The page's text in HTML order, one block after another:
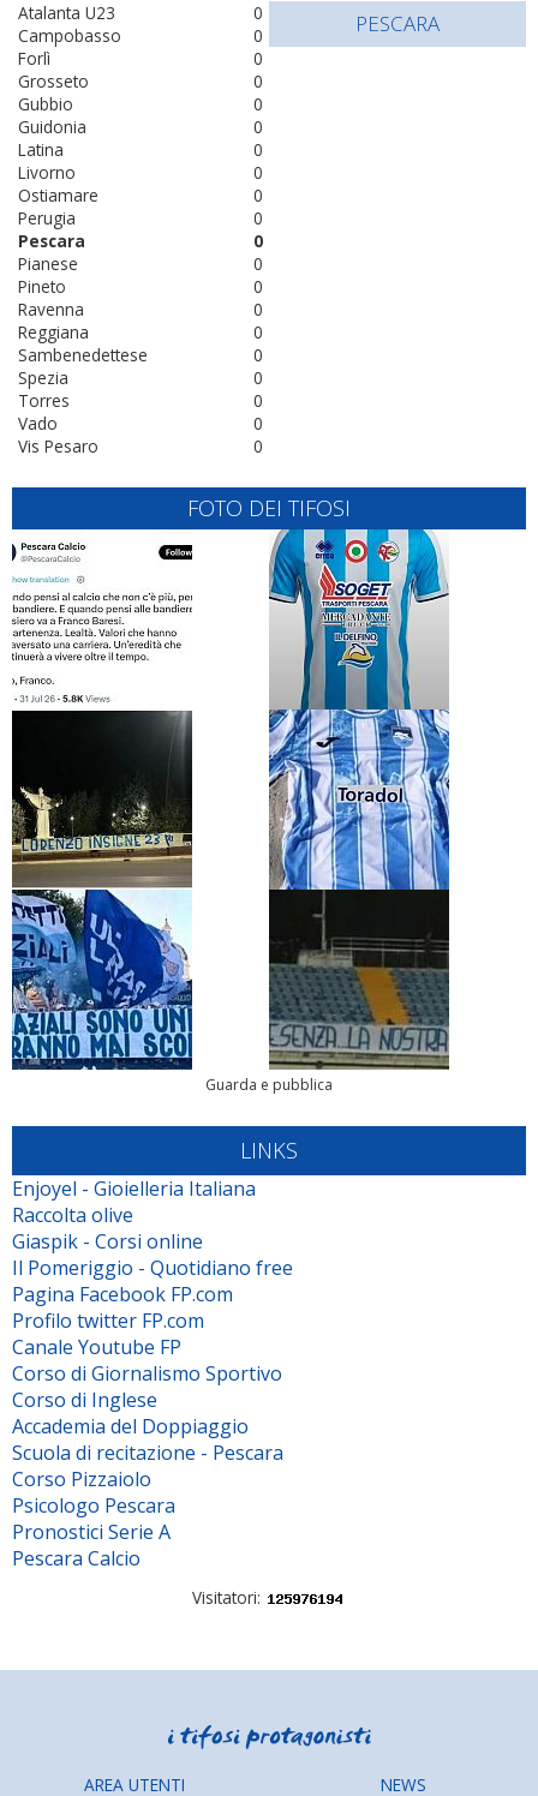
0
Atalanta U23
0
Campobasso
0
Forlì
0
Grosseto
0
Gubbio
0
Guidonia
0
Latina
0
Livorno
0
Ostiamare
0
Perugia
0
Pescara
0
Pianese
0
Pineto
0
Ravenna
0
Reggiana
0
Sambenedettese
0
Spezia
0
Torres
0
Vado
0
Vis Pesaro
PESCARA
FOTO DEI TIFOSI
Guarda e pubblica
LINKS
Enjoyel - Gioielleria Italiana
Raccolta olive
Giaspik - Corsi online
Il Pomeriggio - Quotidiano free
Pagina Facebook FP.com
Profilo twitter FP.com
Canale Youtube FP
Corso di Giornalismo Sportivo
Corso di Inglese
Accademia del Doppiaggio
Scuola di recitazione - Pescara
Corso Pizzaiolo
Psicologo Pescara
Pronostici Serie A
Pescara Calcio
Visitatori:
AREA UTENTI NEWS